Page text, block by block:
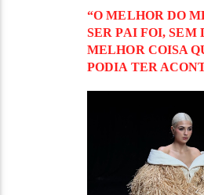
“O MELHOR DO
SER PAI FOI, SEM
MELHOR COISA
PODIA TER